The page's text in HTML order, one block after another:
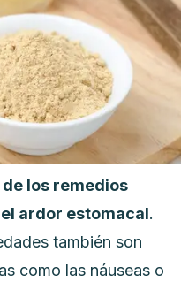
los remedios
ardor estomacal.
también son
como las náuseas o